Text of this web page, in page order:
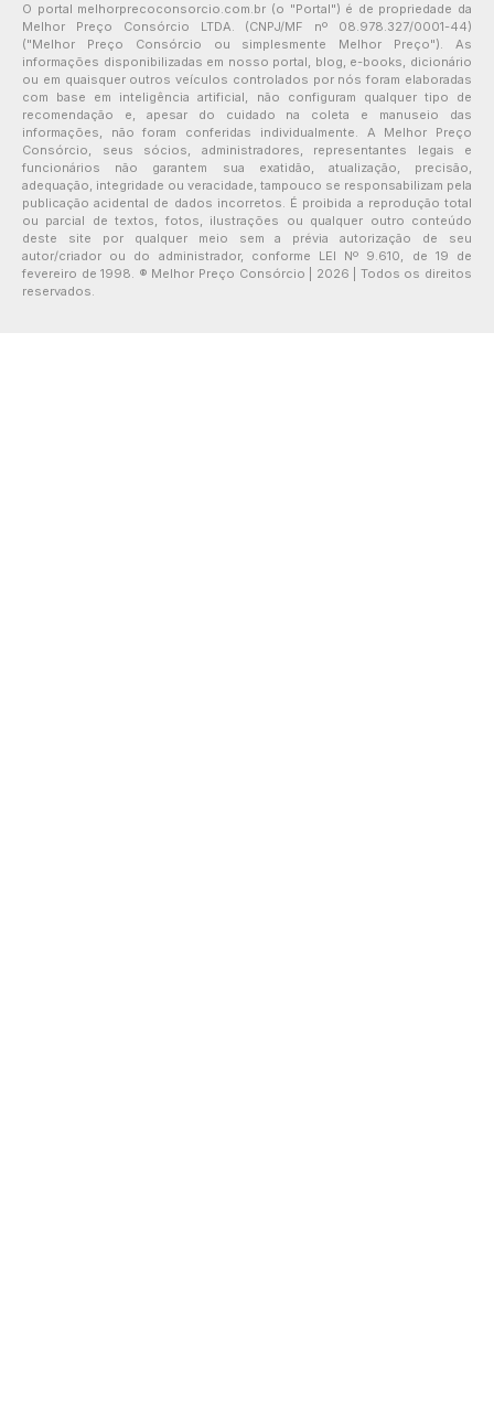
O portal melhorprecoconsorcio.com.br (o "Portal") é de propriedade da
Melhor Preço Consórcio LTDA. (CNPJ/MF nº 08.978.327/0001-44)
("Melhor Preço Consórcio ou simplesmente Melhor Preço"). As
informações disponibilizadas em nosso portal, blog, e-books, dicionário
ou em quaisquer outros veículos controlados por nós foram elaboradas
com base em inteligência artificial, não configuram qualquer tipo de
recomendação e, apesar do cuidado na coleta e manuseio das
informações, não foram conferidas individualmente. A Melhor Preço
Consórcio, seus sócios, administradores, representantes legais e
funcionários não garantem sua exatidão, atualização, precisão,
adequação, integridade ou veracidade, tampouco se responsabilizam pela
publicação acidental de dados incorretos. É proibida a reprodução total
ou parcial de textos, fotos, ilustrações ou qualquer outro conteúdo
deste site por qualquer meio sem a prévia autorização de seu
autor/criador ou do administrador, conforme LEI Nº 9.610, de 19 de
fevereiro de 1998. ® Melhor Preço Consórcio | 2026 | Todos os direitos
reservados.